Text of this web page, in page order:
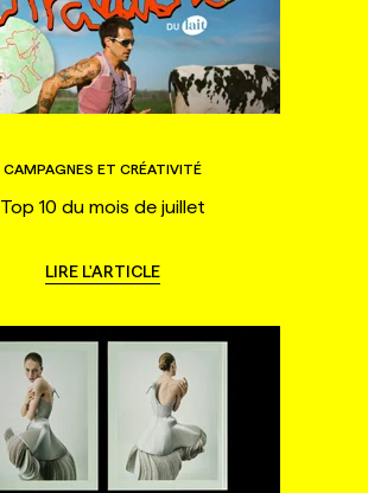
CAMPAGNES ET CRÉATIVITÉ
Top 10 du mois de juillet
LIRE L'ARTICLE